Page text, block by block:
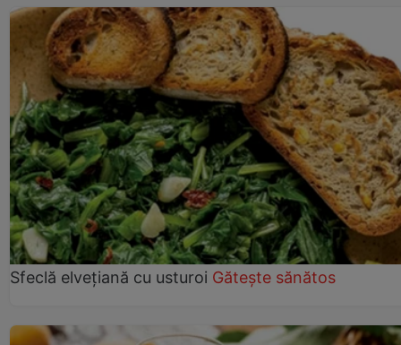
Sfeclă elvețiană cu usturoi Gătește sănătos